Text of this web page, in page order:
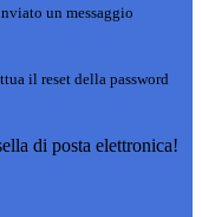
un messaggio
il reset della password
di posta elettronica!